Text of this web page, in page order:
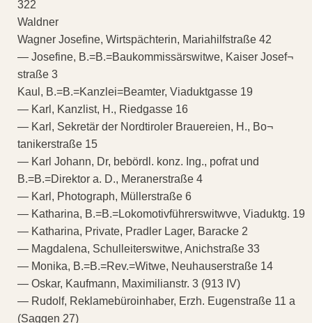
322
Waldner
Wagner Josefine, Wirtspächterin, Mariahilfstraße 42
— Josefine, B.=B.=Baukommissärswitwe, Kaiser Josef¬
straße 3
Kaul, B.=B.=Kanzlei=Beamter, Viaduktgasse 19
— Karl, Kanzlist, H., Riedgasse 16
— Karl, Sekretär der Nordtiroler Brauereien, H., Bo¬
tanikerstraße 15
— Karl Johann, Dr, bebördl. konz. Ing., pofrat und
B.=B.=Direktor a. D., Meranerstraße 4
— Karl, Photograph, Müllerstraße 6
— Katharina, B.=B.=Lokomotivführerswitwve, Viaduktg. 19
— Katharina, Private, Pradler Lager, Baracke 2
— Magdalena, Schulleiterswitwe, Anichstraße 33
— Monika, B.=B.=Rev.=Witwe, Neuhauserstraße 14
— Oskar, Kaufmann, Maximilianstr. 3 (913 IV)
— Rudolf, Reklamebüroinhaber, Erzh. Eugenstraße 11 a
(Saggen 27)